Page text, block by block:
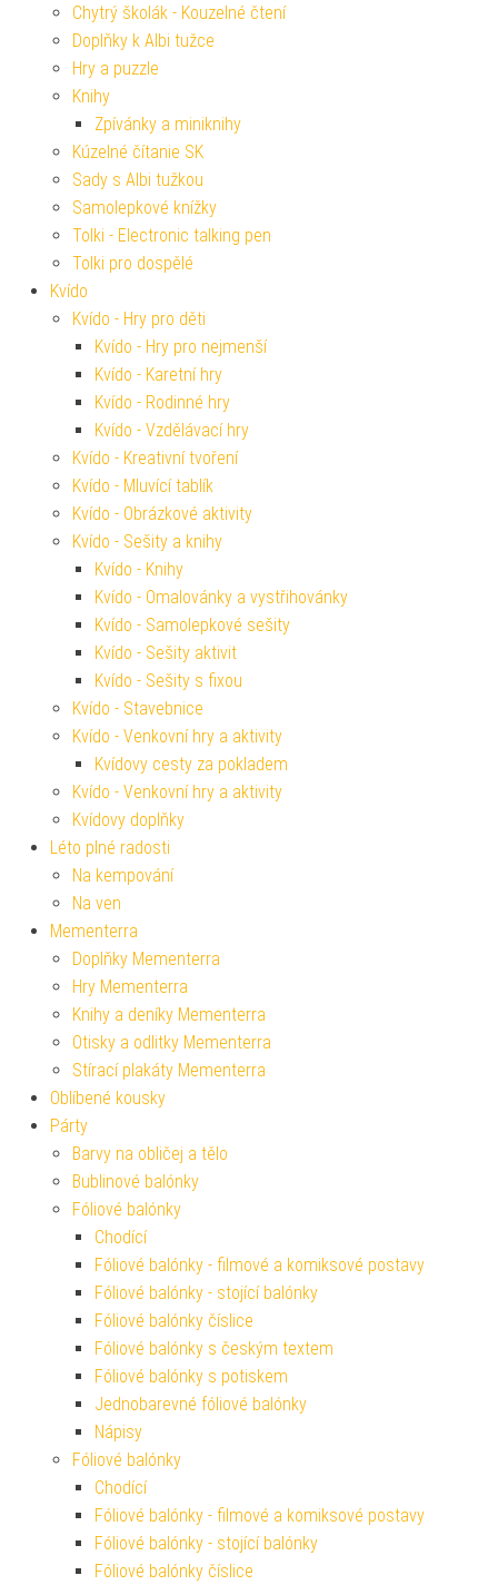
Chytrý školák - Kouzelné čtení
Doplňky k Albi tužce
Hry a puzzle
Knihy
Zpívánky a miniknihy
Kúzelné čítanie SK
Sady s Albi tužkou
Samolepkové knížky
Tolki - Electronic talking pen
Tolki pro dospělé
Kvído
Kvído - Hry pro děti
Kvído - Hry pro nejmenší
Kvído - Karetní hry
Kvído - Rodinné hry
Kvído - Vzdělávací hry
Kvído - Kreativní tvoření
Kvído - Mluvící tablík
Kvído - Obrázkové aktivity
Kvído - Sešity a knihy
Kvído - Knihy
Kvído - Omalovánky a vystřihovánky
Kvído - Samolepkové sešity
Kvído - Sešity aktivit
Kvído - Sešity s fixou
Kvído - Stavebnice
Kvído - Venkovní hry a aktivity
Kvídovy cesty za pokladem
Kvído - Venkovní hry a aktivity
Kvídovy doplňky
Léto plné radosti
Na kempování
Na ven
Mementerra
Doplňky Mementerra
Hry Mementerra
Knihy a deníky Mementerra
Otisky a odlitky Mementerra
Stírací plakáty Mementerra
Oblíbené kousky
Párty
Barvy na obličej a tělo
Bublinové balónky
Fóliové balónky
Chodící
Fóliové balónky - filmové a komiksové postavy
Fóliové balónky - stojící balónky
Fóliové balónky číslice
Fóliové balónky s českým textem
Fóliové balónky s potiskem
Jednobarevné fóliové balónky
Nápisy
Fóliové balónky
Chodící
Fóliové balónky - filmové a komiksové postavy
Fóliové balónky - stojící balónky
Fóliové balónky číslice